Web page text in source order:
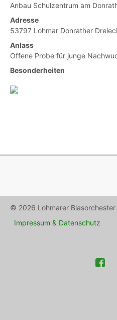
Anbau Schulzentrum am
Adresse
53797 Lohmar Donrather
Anlass
Offene Probe für junge
Besonderheiten
© 2026 Lohmarer Blasorchester
Impressum & Datenschutz